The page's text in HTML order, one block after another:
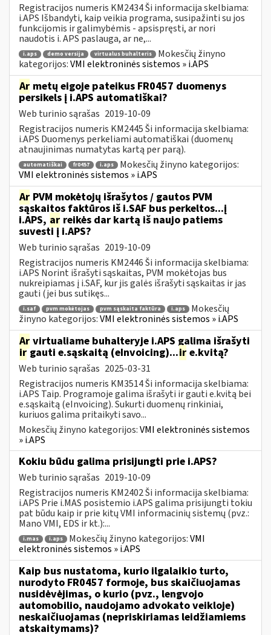
Registracijos numeris KM2434 Ši informacija skelbiama:
i.APS Išbandyti, kaip veikia programa, susipažinti su jos
funkcijomis ir galimybėmis - apsispręsti, ar nori
naudotis i. APS paslauga, ar ne,...
i.aps demo versija virtualus buhalteris
Mokesčių žinyno
kategorijos:VMI elektroninės sistemos » i.APS
Ar metų eigoje pateikus FR0457 duomenys
persikels į i.APS automatiškai?
Web turinio sąrašas 2019-10-09
Registracijos numeris KM2445 Ši informacija skelbiama:
i.APS Duomenys perkeliami automatiškai (duomenų
atnaujinimas numatytas kartą per parą).
automatiškai fr0457 i.aps
Mokesčių žinyno kategorijos:
VMI elektroninės sistemos » i.APS
Ar PVM mokėtojų išrašytos / gautos PVM
sąskaitos faktūros iš i.SAF bus perkeltos...į
i.APS, ar reikės dar kartą iš naujo patiems
suvesti į i.APS?
Web turinio sąrašas 2019-10-09
Registracijos numeris KM2446 Ši informacija skelbiama:
i.APS Norint išrašyti sąskaitas, PVM mokėtojas bus
nukreipiamas į i.SAF, kur jis galės išrašyti sąskaitas ir jas
gauti (jei bus sutikęs...
i.saf pvm mokėtojas pvm sąskaita faktūra i.aps
Mokesčių
žinyno kategorijos:VMI elektroninės sistemos » i.APS
Ar virtualiame buhalteryje i.APS galima išrašyti
irgauti e.sąskaitą (eInvoicing)...ir e.kvitą?
Web turinio sąrašas 2025-03-31
Registracijos numeris KM3514 Ši informacija skelbiama:
i.APS Taip. Programoje galima išrašyti ir gauti e.kvitą bei
e.sąskaitą (eInvoicing). Sukurti duomenų rinkiniai,
kuriuos galima pritaikyti savo...
Mokesčių žinyno kategorijos:VMI elektroninės sistemos
» i.APS
Kokiu būdu galima prisijungti prie i.APS?
Web turinio sąrašas 2019-10-09
Registracijos numeris KM2402 Ši informacija skelbiama:
i.APS Prie i.MAS posistemio i.APS galima prisijungti tokiu
pat būdu kaip ir prie kitų VMI informacinių sistemų (pvz.:
Mano VMI, EDS ir kt.):...
i.mas i.aps Mokesčių žinyno kategorijos:VMI
elektroninės sistemos » i.APS
Kaip bus nustatoma, kurio ilgalaikio turto,
nurodyto FR0457 formoje, bus skaičiuojamas
nusidėvėjimas, o kurio (pvz., lengvojo
automobilio, naudojamo advokato veikloje)
neskaičiuojamas (nepriskiriamas leidžiamiems
atskaitymams)?